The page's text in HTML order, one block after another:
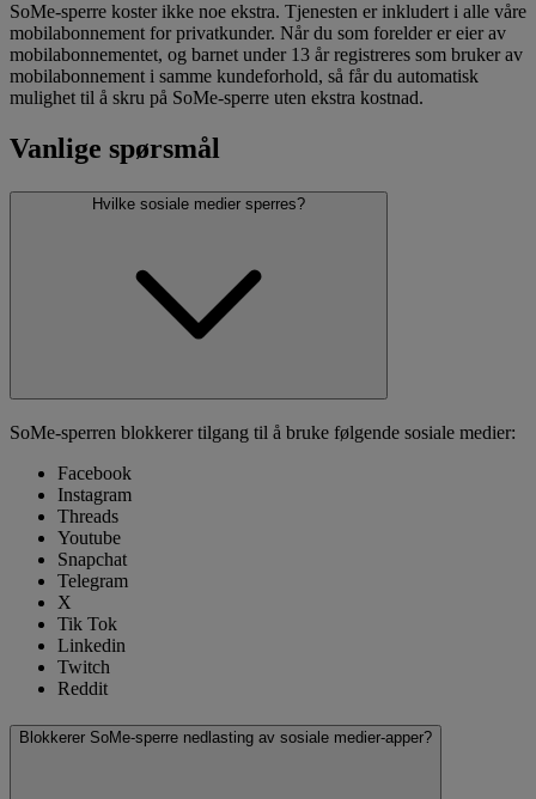
SoMe-sperre koster ikke noe ekstra. Tjenesten er inkludert i alle våre
mobilabonnement for privatkunder. Når du som forelder er eier av
mobilabonnementet, og barnet under 13 år registreres som bruker av
mobilabonnement i samme kundeforhold, så får du automatisk
mulighet til å skru på SoMe-sperre uten ekstra kostnad.
Vanlige spørsmål
Hvilke sosiale medier sperres?
SoMe-sperren blokkerer tilgang til å bruke følgende sosiale medier:
Facebook
Instagram
Threads
Youtube
Snapchat
Telegram
X
Tik Tok
Linkedin
Twitch
Reddit
Blokkerer SoMe-sperre nedlasting av sosiale medier-apper?